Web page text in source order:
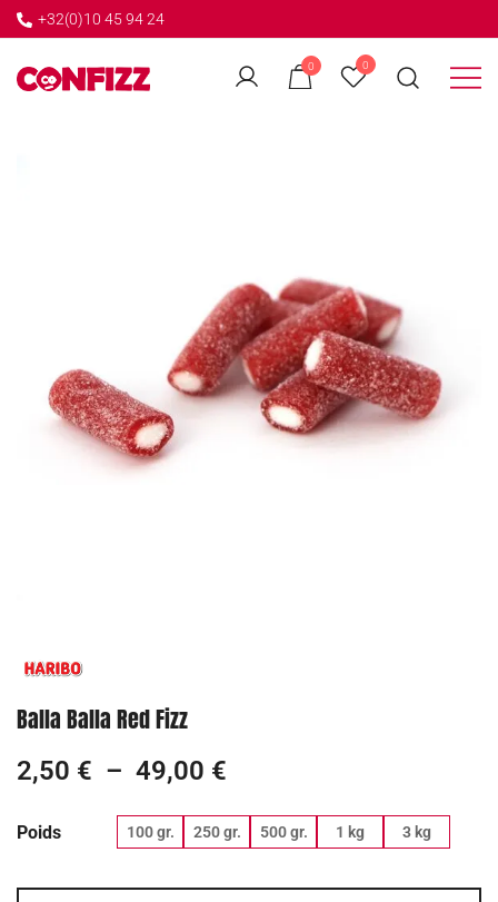
+32(0)10 45 94 24
0 0
← GO BACK
Balla Balla Red Fizz
2,50 € – 49,00 €
Poids 100 gr. 250 gr. 500 gr. 1 kg 3 kg